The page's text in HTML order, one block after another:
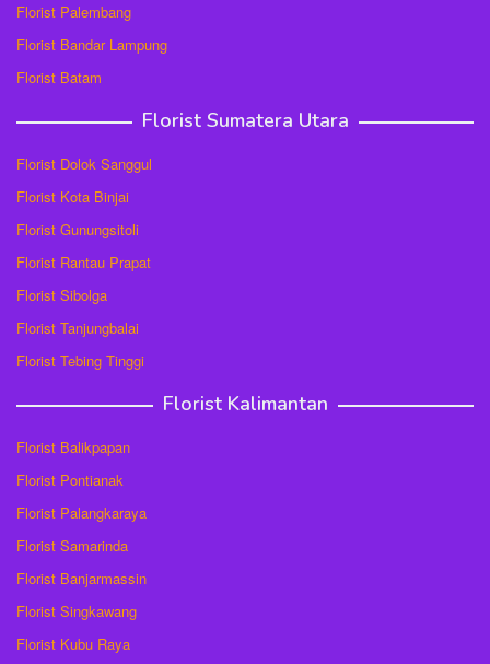
Florist Palembang
Florist Bandar Lampung
Florist Batam
Florist Sumatera Utara
Florist Dolok Sanggul
Florist Kota Binjai
Florist Gunungsitoli
Florist Rantau Prapat
Florist Sibolga
Florist Tanjungbalai
Florist Tebing Tinggi
Florist Kalimantan
Florist Balikpapan
Florist Pontianak
Florist Palangkaraya
Florist Samarinda
Florist Banjarmassin
Florist Singkawang
Florist Kubu Raya